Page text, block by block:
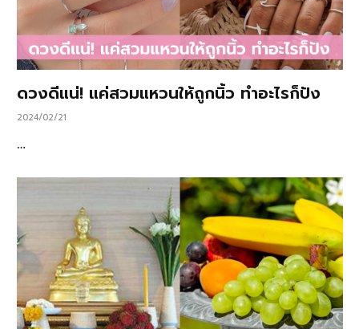
ดวงดีแน่! แค่สวมแหวนให้ถูกนิ้ว ทำอะไรก็ปัง
2024/02/21
…